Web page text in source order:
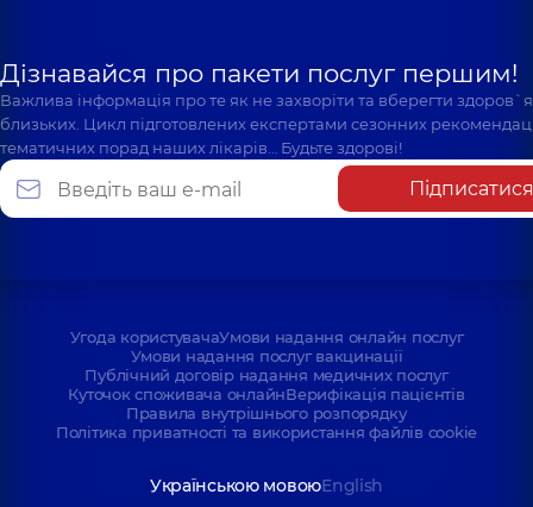
Дізнавайся про пакети послуг першим!
Важлива інформація про те як не захворіти та вберегти
близьких. Цикл підготовлених експертами сезонних
тематичних порад наших лікарів… Будьте здорові!
Підписатися
Угода користувачаУмови надання онлайн послуг
Умови надання послуг вакцинації
Публічний договір надання медичних послуг
Куточок споживача онлайнВерифікація пацієнтів
Правила внутрішнього розпорядку
Політика приватності та використання файлів cookie
Українською мовоюEnglish